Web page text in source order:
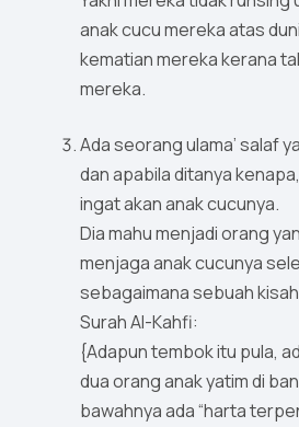
anak cucu mereka atas
kematian mereka kerana
mereka.
Ada seorang ulama’ salaf
dan apabila ditanya
ingat akan anak cucunya.
Dia mahu menjadi orang
menjaga anak cucunya
sebagaimana sebuah
Surah Al-Kahfi:
{Adapun tembok itu pula,
dua orang anak yatim di
bawahnya ada “harta